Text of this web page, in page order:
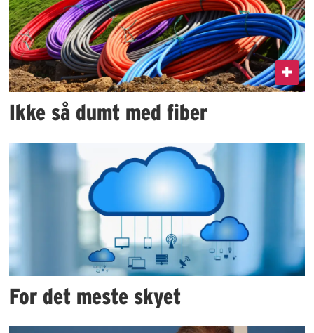
Ikke så dumt med fiber
For det meste skyet